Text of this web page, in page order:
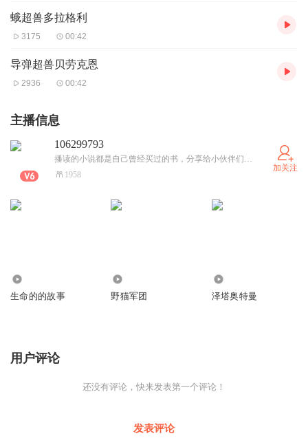
蛾超兽多拉格利
3175 00:42
导弹超兽贝劳克恩
2936 00:42
主播信息
106299793
播读的小说都是自己曾经买过的书，分享给小伙伴们，如果有侵权都联系我，删除！
1958
加关注
生命的的故事 野猫军团 泽塔奥特曼
用户评论
还没有评论，快来发表第一个评论！
发表评论